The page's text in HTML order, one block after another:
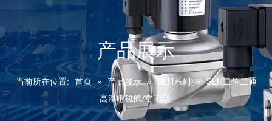
产品目录
生产批号查询
新闻
产品展示
当前所在位置: 首页 » 产品展示 » SLH系列 » SLH二位二通
高温电磁阀/常闭型